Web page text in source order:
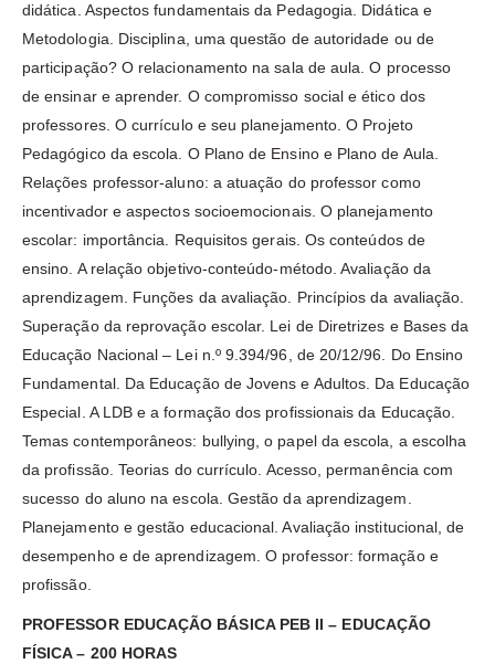
didática. Aspectos fundamentais da Pedagogia. Didática e
Metodologia. Disciplina, uma questão de autoridade ou de
participação? O relacionamento na sala de aula. O processo
de ensinar e aprender. O compromisso social e ético dos
professores. O currículo e seu planejamento. O Projeto
Pedagógico da escola. O Plano de Ensino e Plano de Aula.
Relações professor-aluno: a atuação do professor como
incentivador e aspectos socioemocionais. O planejamento
escolar: importância. Requisitos gerais. Os conteúdos de
ensino. A relação objetivo-conteúdo-método. Avaliação da
aprendizagem. Funções da avaliação. Princípios da avaliação.
Superação da reprovação escolar. Lei de Diretrizes e Bases da
Educação Nacional – Lei n.º 9.394/96, de 20/12/96. Do Ensino
Fundamental. Da Educação de Jovens e Adultos. Da Educação
Especial. A LDB e a formação dos profissionais da Educação.
Temas contemporâneos: bullying, o papel da escola, a escolha
da profissão. Teorias do currículo. Acesso, permanência com
sucesso do aluno na escola. Gestão da aprendizagem.
Planejamento e gestão educacional. Avaliação institucional, de
desempenho e de aprendizagem. O professor: formação e
profissão.
PROFESSOR EDUCAÇÃO BÁSICA PEB II – EDUCAÇÃO
FÍSICA – 200 HORAS